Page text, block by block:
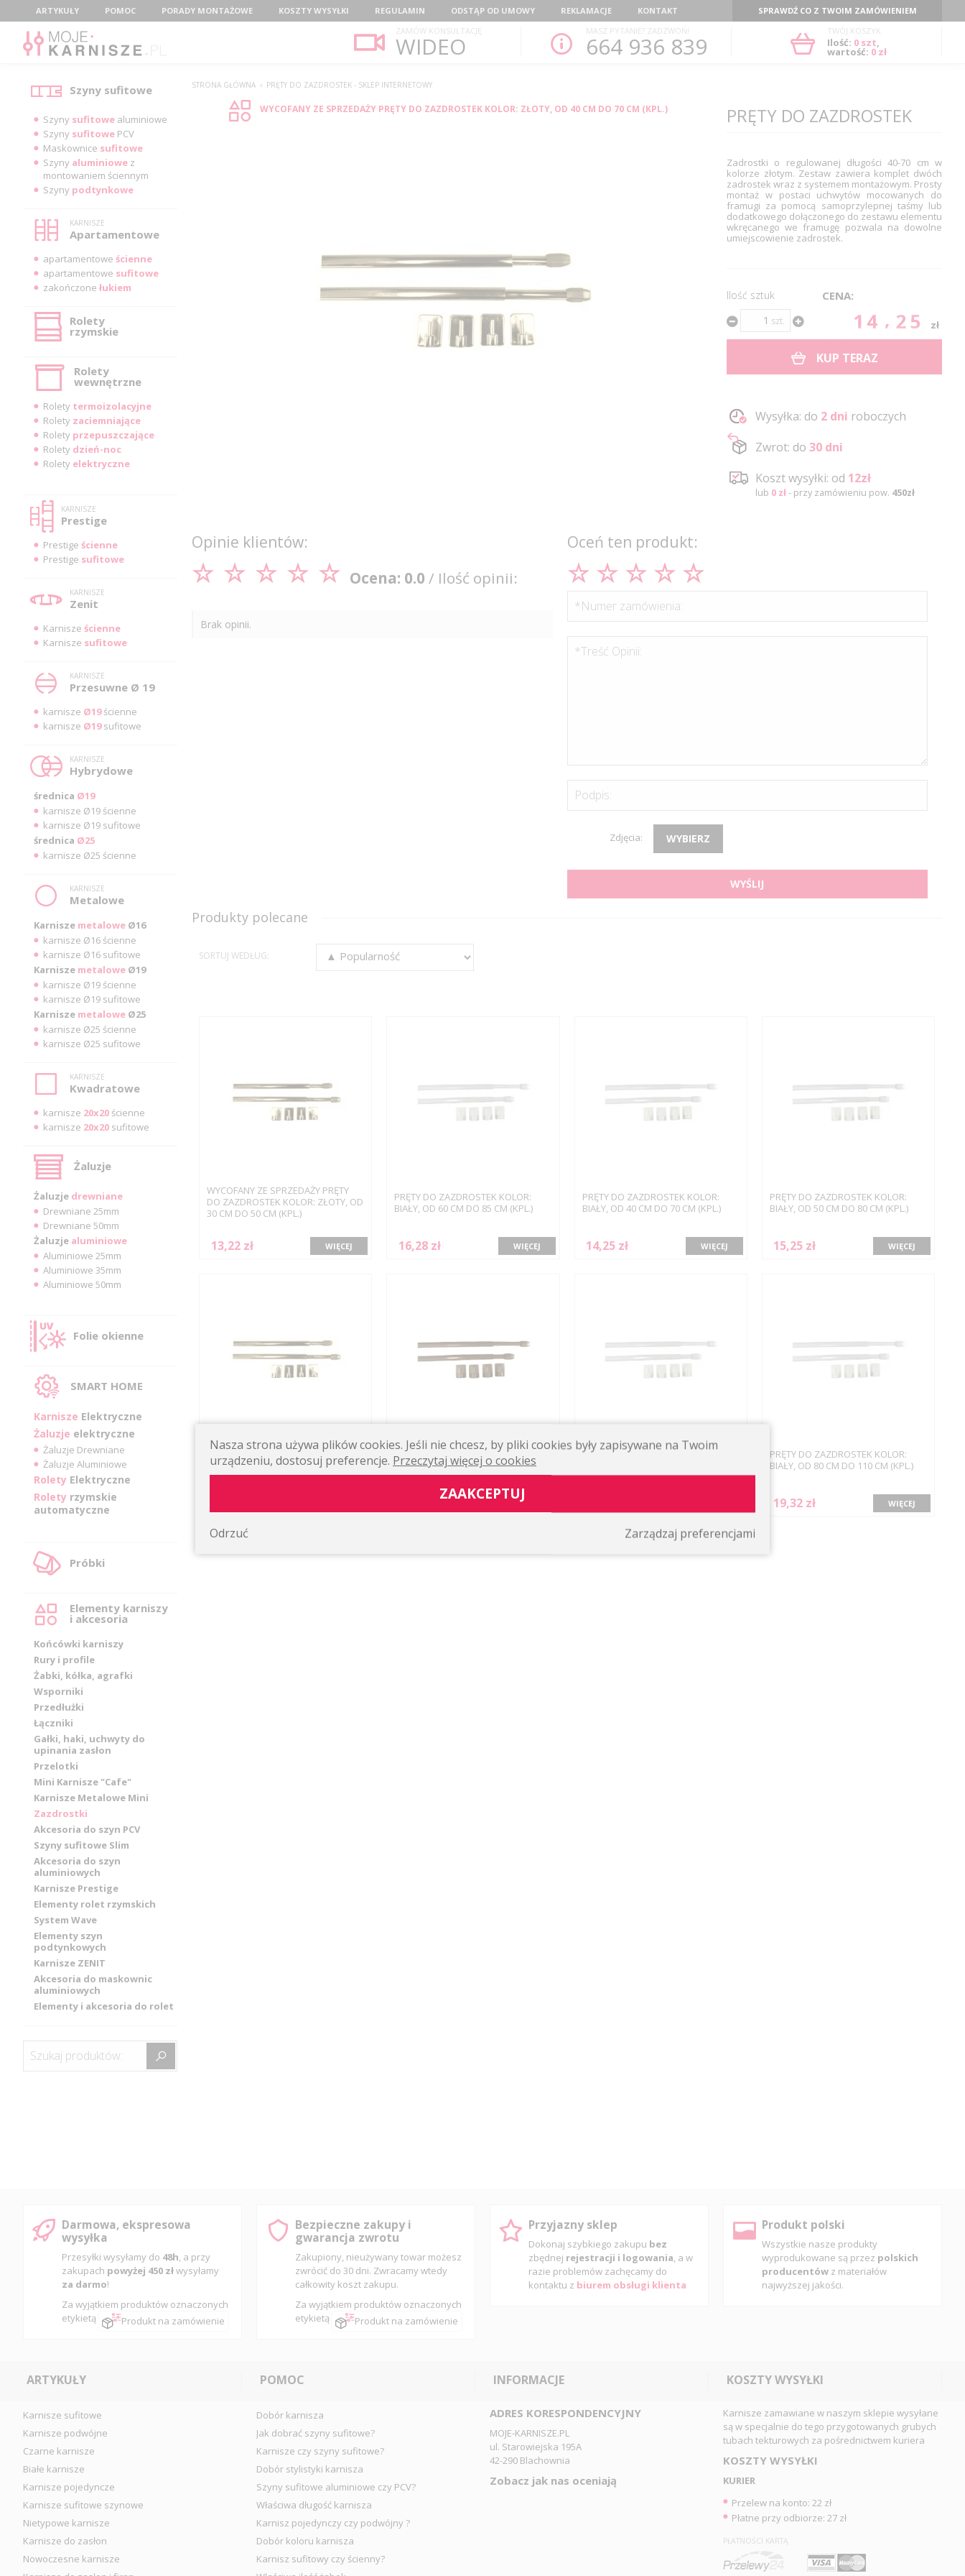
MenuARTYKUŁY POMOC PORADY MONTAŻOWE KOSZTY WYSYŁKI REGULAMIN ODSTĄP OD UMOWY REKLAMACJE KONTAKT
SPRAWDŹ CO Z TWOIM ZAMÓWIENIEM
ZAMÓW KONSULTACJĘ
WIDEO
MASZ PYTANIE? ZADZWOŃ!
664 936 839
TWÓJ KOSZYK
Ilość: 0szt,
wartość: 0 zł
Szyny sufitowe
Szyny sufitowe aluminiowe
Szyny sufitowe PCV
Maskownice sufitowe
Szyny aluminiowe z
montowaniem ściennym
Szyny podtynkowe
KARNISZE
Apartamentowe
apartamentowe ścienne
apartamentowe sufitowe
zakończone łukiem
Rolety
rzymskie
Rolety
wewnętrzne
Rolety termoizolacyjne
Rolety zaciemniające
Rolety przepuszczające
Rolety dzień-noc
Rolety elektryczne
KARNISZE
Prestige
Prestige ścienne
Prestige sufitowe
KARNISZE
Zenit
Karnisze ścienne
Karnisze sufitowe
KARNISZE
Przesuwne Ø 19
karnisze Ø19ścienne
karnisze Ø19sufitowe
KARNISZE
Hybrydowe
średnica Ø19
karnisze Ø19 ścienne
karnisze Ø19 sufitowe
średnica Ø25
karnisze Ø25 ścienne
KARNISZE
Metalowe
Karnisze metalowe Ø16
karnisze Ø16 ścienne
karnisze Ø16 sufitowe
Karnisze metalowe Ø19
karnisze Ø19 ścienne
karnisze Ø19 sufitowe
Karnisze metalowe Ø25
karnisze Ø25 ścienne
karnisze Ø25 sufitowe
KARNISZE
Kwadratowe
karnisze 20x20 ścienne
karnisze 20x20 sufitowe
Żaluzje
Żaluzje drewniane
Drewniane 25mm
Drewniane 50mm
Żaluzje aluminiowe
Aluminiowe 25mm
Aluminiowe 35mm
Aluminiowe 50mm
Folie okienne
SMART HOME
Karnisze Elektryczne
Żaluzje elektryczne
Żaluzje Drewniane
Żaluzje Aluminiowe
Rolety Elektryczne
Rolety rzymskie
automatyczne
Próbki
Elementy karniszy
i akcesoria
Końcówki karniszy
Rury i profile
Żabki, kółka, agrafki
Wsporniki
Przedłużki
Łączniki
Gałki, haki, uchwyty do
upinania zasłon
Przelotki
Mini Karnisze "Cafe"
Karnisze Metalowe Mini
Zazdrostki
Akcesoria do szyn PCV
Szyny sufitowe Slim
Akcesoria do szyn
aluminiowych
Karnisze Prestige
Elementy rolet rzymskich
System Wave
Elementy szyn
podtynkowych
Karnisze ZENIT
Akcesoria do maskownic
aluminiowych
Elementy i akcesoria do rolet
Szukaj produktów:
STRONA GŁÓWNA › PRĘTY DO ZAZDROSTEK - SKLEP INTERNETOWY
WYCOFANY ZE SPRZEDAŻY PRĘTY DO ZAZDROSTEK KOLOR: ZŁOTY, OD 40 CM DO 70 CM (KPL.) PRĘTY DO ZAZDROSTEK
Zadrostki o regulowanej długości 40-70 cm w
kolorze złotym. Zestaw zawiera komplet dwóch
zadrostek wraz z systemem montażowym. Prosty
montaż w postaci uchwytów mocowanych do
framugi za pomocą samoprzylepnej taśmy lub
dodatkowego dołączonego do zestawu elementu
wkręcanego we framugę pozwala na dowolne
umiejscowienie zadrostek.
Ilość sztuk
szt.
CENA:
14.25 zł
KUP TERAZ
Wysyłka: do 2 dni roboczych
Zwrot: do 30 dni
Koszt wysyłki: od 12zł
lub 0 zł- przy zamówieniu pow. 450zł
Opinie klientów:
Ocena: 0.0 / Ilość opinii:
Brak opinii.
Oceń ten produkt:
*Numer zamówienia:
*Treść Opinii:
Podpis:
Zdjęcia: WYBIERZ
WYŚLIJ
Produkty polecane
SORTUJ WEDŁUG:
WYCOFANY ZE SPRZEDAŻY PRĘTY
DO ZAZDROSTEK KOLOR: ZŁOTY, OD
30 CM DO 50 CM (KPL.)
13,22 zł WIĘCEJ
PRĘTY DO ZAZDROSTEK KOLOR:
BIAŁY, OD 60 CM DO 85 CM (KPL.)
16,28 zł WIĘCEJ
PRĘTY DO ZAZDROSTEK KOLOR:
BIAŁY, OD 40 CM DO 70 CM (KPL.)
14,25 zł WIĘCEJ
PRĘTY DO ZAZDROSTEK KOLOR:
BIAŁY, OD 50 CM DO 80 CM (KPL.)
15,25 zł WIĘCEJ
WYCOFANY ZE SPRZEDAŻY PRĘTY
DO ZAZDROSTEK KOLOR: ZŁOTY, OD
80 CM DO 110 CM (KPL.)
PRĘTY DO ZAZDROSTEK KOLOR:
BRĄZOWY, OD 60 CM DO 85 CM
16,28 zł WIĘCEJ
PRĘTY DO ZAZDROSTEK KOLOR:
PRĘTY DO ZAZDROSTEK KOLOR:
BIAŁY, OD 80 CM DO 110 CM (KPL.)
19,32 zł WIĘCEJ
Darmowa, ekspresowa
wysyłka
Przesyłki wysyłamy do 48h, a przy
zakupach powyżej 450 złwysyłamy
za darmo!
Za wyjątkiem produktów oznaczonych
etykietą
Produkt na zamówienie
Bezpieczne zakupy i
gwarancja zwrotu
Zakupiony, nieużywany towar możesz
zwrócić do 30 dni. Zwracamy wtedy
całkowity koszt zakupu.
Za wyjątkiem produktów oznaczonych
etykietą
Produkt na zamówienie
Przyjazny sklep
Dokonaj szybkiego zakupu bez
zbędnej rejestracji i logowania, a w
razie problemów zachęcamy do
kontaktu z biurem obsługi klienta
Produkt polski
Wszystkie nasze produkty
wyprodukowane są przez polskich
producentów z materiałów
najwyższej jakości.
ARTYKUŁY
Karnisze sufitowe
Karnisze podwójne
Czarne karnisze
Białe karnisze
Karnisze pojedyncze
Karnisze sufitowe szynowe
Nietypowe karnisze
Karnisze do zasłon
Nowoczesne karnisze
POMOC
Dobór karnisza
Jak dobrać szyny sufitowe?
Karnisze czy szyny sufitowe?
Dobór stylistyki karnisza
Szyny sufitowe aluminiowe czy PCV?
Właściwa długość karnisza
Karnisz pojedynczy czy podwójny ?
Dobór koloru karnisza
Karnisz sufitowy czy ścienny?
INFORMACJE
ADRES KORESPONDENCYJNY
MOJE-KARNISZE.PL
ul. Starowiejska 195A
42-290 Blachownia
Zobacz jak nas oceniają
KOSZTY WYSYŁKI
Karnisze zamawiane w naszym sklepie wysyłane
są w specjalnie do tego przygotowanych grubych
tubach tekturowych za pośrednictwem kuriera
KOSZTY WYSYŁKI
KURIER
Przelew na konto: 22 zł
Płatne przy odbiorze: 27 zł
PŁATNOŚCI KARTĄ
Nasza strona używa plików cookies. Jeśli nie chcesz, by pliki cookies były zapisywane na Twoim
urządzeniu, dostosuj preferencje. Przeczytaj więcej o cookies
ZAAKCEPTUJ
Zarządzaj preferencjami
Odrzuć